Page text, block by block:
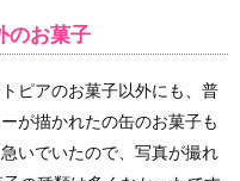
のお菓子
ピアのお菓子以外にも、普
が描かれたの缶のお菓子も
いでいたので、写真が撮れ